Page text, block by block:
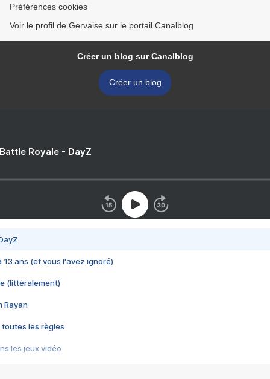
Préférences cookies
Voir le profil de Gervaise sur le portail Canalblog
Créer un blog sur Canalblog
Créer un blog
Royale - DayZ
13 ans (et vous l'avez ignoré)
(littéralement)
Rayan
toutes les règles
les jeux vidéo